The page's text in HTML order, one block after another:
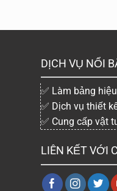
DỊCH VỤ NỔI
✅ Làm bảng
✅ Dịch vụ thiết
✅ Cung cấp vật
LIÊN KẾT VỚI